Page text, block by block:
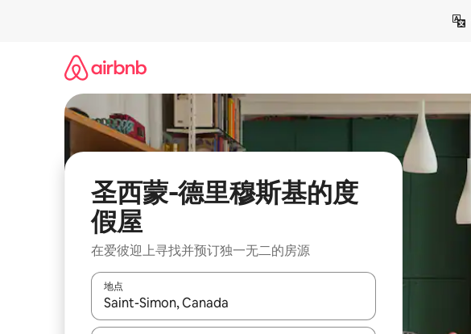
圣西蒙-德里穆斯基的度
假屋
在爱彼迎上寻找并预订独一无二的房源
地点
如有搜索结果，请使用上下方向键查看，或通过点击或滑动手势浏览。